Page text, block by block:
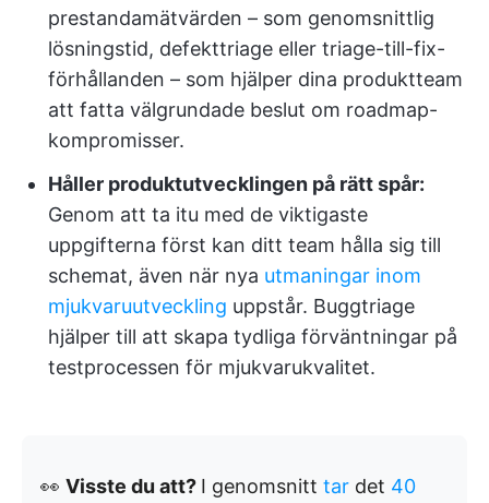
prestandamätvärden – som genomsnittlig
lösningstid, defekttriage eller triage-till-fix-
förhållanden – som hjälper dina produktteam
att fatta välgrundade beslut om roadmap-
kompromisser.
Håller produktutvecklingen på rätt spår:
Genom att ta itu med de viktigaste
uppgifterna först kan ditt team hålla sig till
schemat, även när nya utmaningar inom
mjukvaruutveckling uppstår. Buggtriage
hjälper till att skapa tydliga förväntningar på
testprocessen för mjukvarukvalitet.
👀 Visste du att? I genomsnitt tar det 40